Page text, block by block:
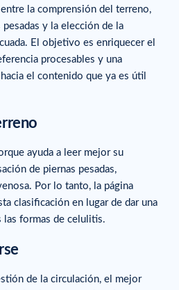
la comprensión del terreno,
pesadas y la elección de la
El objetivo es enriquecer el
procesables y una
el contenido que ya es útil
ayuda a leer mejor su
de piernas pesadas,
Por lo tanto, la página
clasificación en lugar de dar una
las formas de celulitis.
de la circulación, el mejor